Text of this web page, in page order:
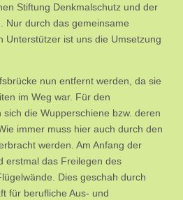
Stiftung Denkmalschutz und der
Nur durch das gemeinsame
Unterstützer ist uns die Umsetzung
nun entfernt werden, da sie
im Weg war. Für den
die Wupperschiene bzw. deren
immer muss hier auch durch den
werden. Am Anfang der
erstmal das Freilegen des
Dies geschah durch
für berufliche Aus- und